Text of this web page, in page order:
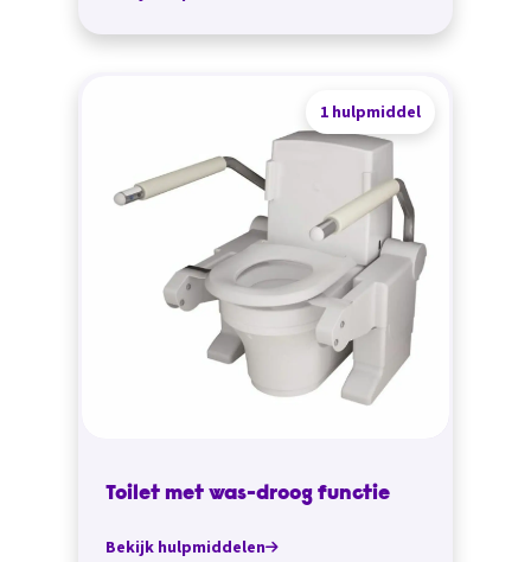
1 hulpmiddel
Toilet met was-droog functie
Bekijk hulpmiddelen